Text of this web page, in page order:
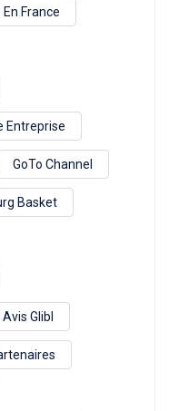
France
Entreprise
GoTo Channel
Basket
Glibl